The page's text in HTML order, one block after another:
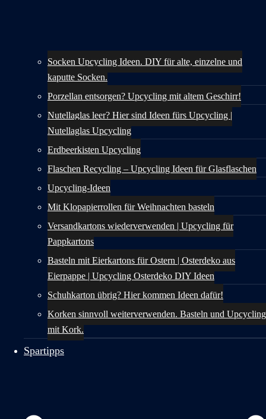
Socken Upcycling Ideen. DIY für alte, einzelne und
kaputte Socken.
Porzellan entsorgen? Upcycling mit altem Geschirr!
Nutellaglas leer? Hier sind Ideen fürs Upcycling |
Nutellaglas Upcycling
Erdbeerkisten Upcycling
Flaschen Recycling – Upcycling Ideen für Glasflaschen
Upcycling-Ideen
Mit Klopapierrollen für Weihnachten basteln
Versandkartons wiederverwenden | Upcycling für
Pappkartons
Basteln mit Eierkartons für Ostern | Osterdeko aus
Eierpappe | Upcycling Osterdeko DIY Ideen
Schuhkarton übrig? Hier kommen Ideen dafür!
Korken sinnvoll weiterverwenden. Basteln und Upcycling
mit Kork.
Spartipps